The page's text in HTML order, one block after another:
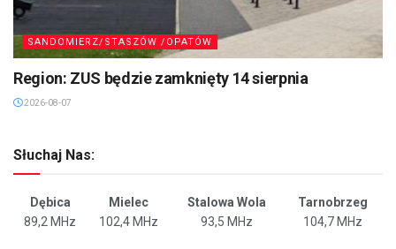
SANDOMIERZ/STASZÓW /OPATÓW
Region: ZUS będzie zamknięty 14 sierpnia
2026-08-07
Słuchaj Nas:
Dębica Mielec Stalowa Wola
Tarnobrzeg
89,2 MHz
102,4 MHz 93,5 MHz 104,7 MHz